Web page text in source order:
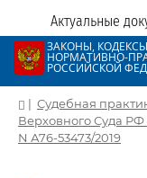
Актуальные
ЗАКОНЫ,
НОРМАТИВНО-
РОССИЙСКОЙ
| Судебная
Верховного Суда РФ
N А76-53473/2019